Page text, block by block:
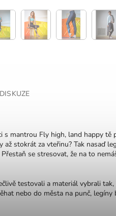
DISKUZE
s mantrou Fly high, land happy tě
až stokrát za vteřinu? Tak nasaď
se stresovat, že na to
testovali a materiál vybrali
nebo do města na punč,